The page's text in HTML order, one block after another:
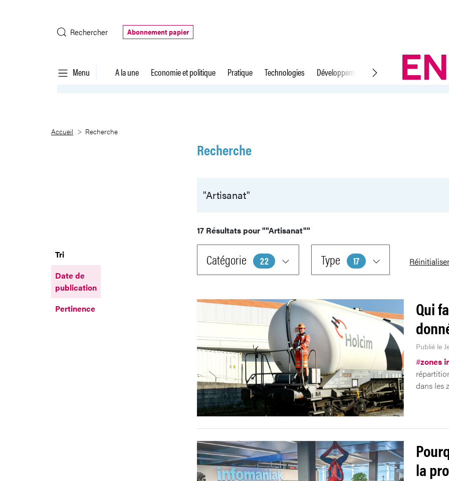
Rechercher
Abonnement papier
Menu A la une Economie et politique Pratique Technologies Développement durable Droit du travail
Recherche
Accueil Recherche
Recherche
17 Résultats pour""Artisanat""
Tri
Date de
publication
Pertinence
Catégorie 22 Type 17
Qui
Publié le
#zones
dans les
la